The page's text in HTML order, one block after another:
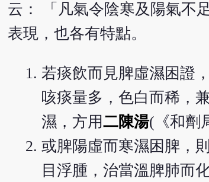
云： 「凡氣令陰寒及陽氣不
表現，也各有特點。
若痰飲而見脾虛濕困證
咳痰量多，色白而稀，
濕，方用二陳湯(《和劑
或脾陽虛而寒濕困脾，
目浮腫，治當溫脾肺而